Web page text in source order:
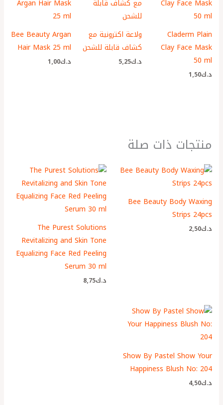
Claderm Plain
Clay Face Mask
50 ml
د.ك1٫50
ولاعة اكترونية مع
كشاف قابلة للشحن
د.ك5٫25
Bee Beauty Argan
Hair Mask 25 ml
د.ك1٫00
منتجات ذات صلة
Bee Beauty Body Waxing
Strips 24pcs
د.ك2٫50
The Purest Solutions
Revitalizing and Skin Tone
Equalizing Face Red Peeling
Serum 30 ml
د.ك8٫75
Show By Pastel Show Your
Happiness Blush No: 204
د.ك4٫50